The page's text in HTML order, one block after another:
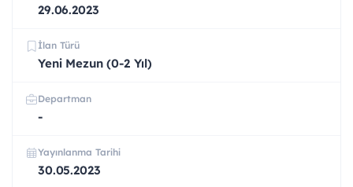
29.06.2023
İlan Türü
Yeni Mezun (0-2 Yıl)
Departman
-
Yayınlanma Tarihi
30.05.2023